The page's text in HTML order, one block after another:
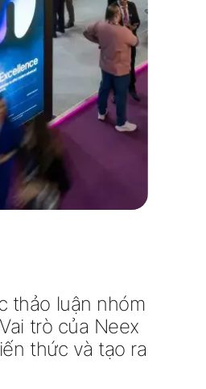
thảo luận nhóm
trò của Neex
thức và tạo ra